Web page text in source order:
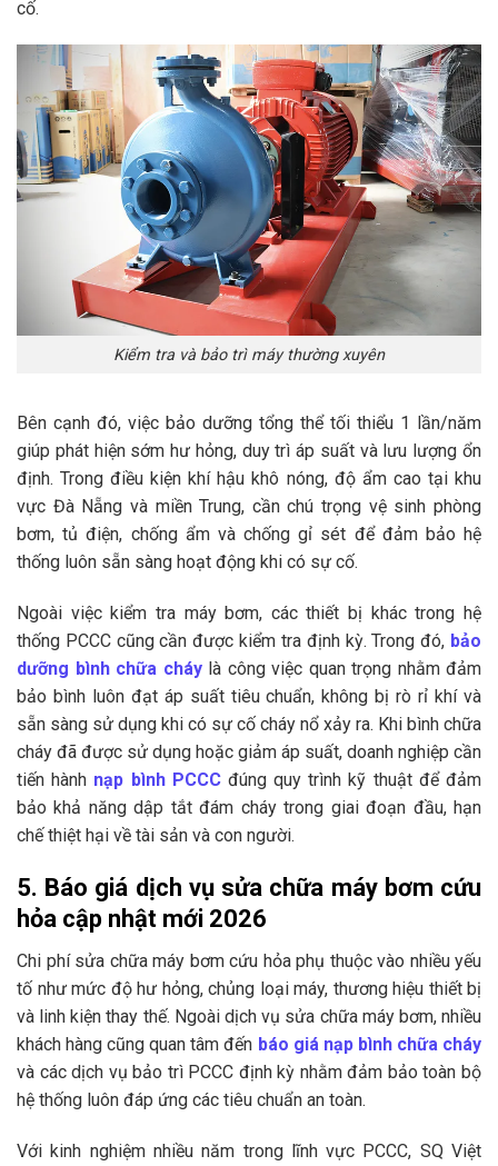
cố.
Kiểm tra và bảo trì máy thường xuyên
Bên cạnh đó, việc bảo dưỡng tổng thể tối thiểu 1 lần/năm
giúp phát hiện sớm hư hỏng, duy trì áp suất và lưu lượng ổn
định. Trong điều kiện khí hậu khô nóng, độ ẩm cao tại khu
vực Đà Nẵng và miền Trung, cần chú trọng vệ sinh phòng
bơm, tủ điện, chống ẩm và chống gỉ sét để đảm bảo hệ
thống luôn sẵn sàng hoạt động khi có sự cố.
Ngoài việc kiểm tra máy bơm, các thiết bị khác trong hệ
thống PCCC cũng cần được kiểm tra định kỳ. Trong đó, bảo
dưỡng bình chữa cháylà công việc quan trọng nhằm đảm
bảo bình luôn đạt áp suất tiêu chuẩn, không bị rò rỉ khí và
sẵn sàng sử dụng khi có sự cố cháy nổ xảy ra. Khi bình chữa
cháy đã được sử dụng hoặc giảm áp suất, doanh nghiệp cần
tiến hành nạp bình PCCCđúng quy trình kỹ thuật để đảm
bảo khả năng dập tắt đám cháy trong giai đoạn đầu, hạn
chế thiệt hại về tài sản và con người.
5. Báo giá dịch vụ sửa chữa máy bơm cứu
hỏa cập nhật mới 2026
Chi phí sửa chữa máy bơm cứu hỏa phụ thuộc vào nhiều yếu
tố như mức độ hư hỏng, chủng loại máy, thương hiệu thiết bị
và linh kiện thay thế. Ngoài dịch vụ sửa chữa máy bơm, nhiều
khách hàng cũng quan tâm đến báo giá nạp bình chữa cháy
và các dịch vụ bảo trì PCCC định kỳ nhằm đảm bảo toàn bộ
hệ thống luôn đáp ứng các tiêu chuẩn an toàn.
Với kinh nghiệm nhiều năm trong lĩnh vực PCCC, SQ Việt